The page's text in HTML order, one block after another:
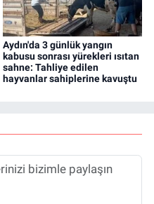
Aydın'da 3 günlük yangın
kabusu sonrası yürekleri ısıtan
sahne: Tahliye edilen
hayvanlar sahiplerine kavuştu